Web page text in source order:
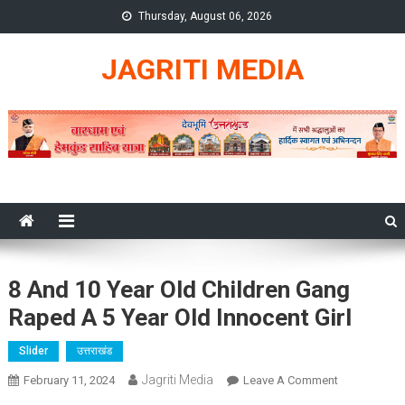
to
Thursday, August 06, 2026
JAGRITI MEDIA
8 And 10 Year Old Children Gang
Raped A 5 Year Old Innocent Girl
Slider उत्तराखंड
February 11, 2024 Jagriti Media Leave A CommentOn